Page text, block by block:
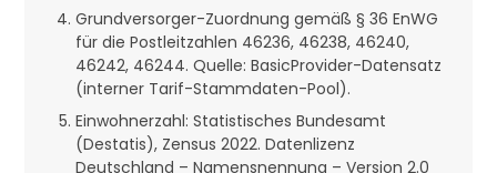
Grundversorger-Zuordnung gemäß § 36 EnWG
für die Postleitzahlen 46236, 46238, 46240,
46242, 46244. Quelle: BasicProvider-Datensatz
(interner Tarif-Stammdaten-Pool).
Einwohnerzahl: Statistisches Bundesamt
(Destatis), Zensus 2022. Datenlizenz
Deutschland – Namensnennung – Version 2.0